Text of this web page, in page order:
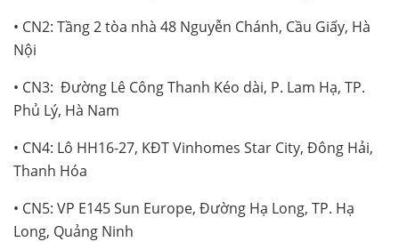
• CN2: Tầng 2 tòa nhà 48 Nguyễn Chánh, Cầu Giấy, Hà
Nội
• CN3: Đường Lê Công Thanh Kéo dài, P. Lam Hạ, TP.
Phủ Lý, Hà Nam
• CN4: Lô HH16-27, KĐT Vinhomes Star City, Đông Hải,
Thanh Hóa
• CN5: VP E145 Sun Europe, Đường Hạ Long, TP. Hạ
Long, Quảng Ninh